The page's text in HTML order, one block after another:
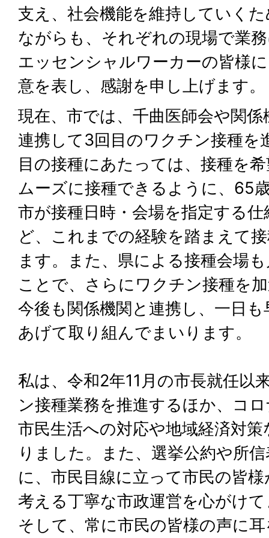
支え、社会機能を維持していく
ながらも、それぞれの現場で業
エッセンシャルワーカーの皆様
意を表し、感謝を申し上げます。
現在、市では、千曲医師会や関
連携して3回目のワクチン接種を
目の接種にあたっては、接種を
ムーズに接種できるように、65
市が接種日時・会場を指定する
ど、これまでの経験を踏まえて
ます。また、県による接種会場
ことで、さらにワクチン接種を
今後も関係機関と連携し、一日
あげて取り組んでまいります。
私は、令和2年11月の市長就任以
ン接種業務を推進するほか、コ
市民生活への対応や地域経済対
りました。また、選挙公約や所
に、市民目線に立って市民の皆
考える丁寧な市政運営を心がけ
そして、常に市民の皆様の声に